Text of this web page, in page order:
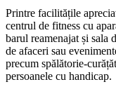
Printre facilitățile
centrul de fitness cu
barul reamenajat și sala
de afaceri sau
precum spălătorie-
persoanele cu handicap.